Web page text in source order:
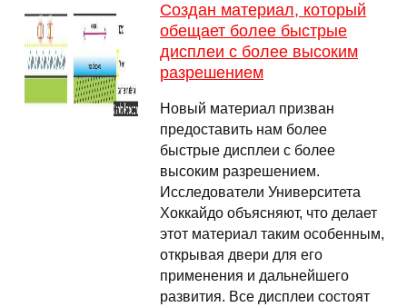
Создан материал, который
обещает более быстрые
дисплеи с более высоким
разрешением
Новый материал призван
предоставить нам более
быстрые дисплеи с более
высоким разрешением.
Исследователи Университета
Хоккайдо объясняют, что делает
этот материал таким особенным,
открывая двери для его
применения и дальнейшего
развития. Все дисплеи состоят